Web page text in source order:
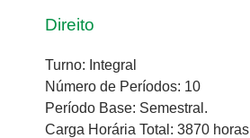
Direito
Turno: Integral
Número de Períodos: 10
Período Base: Semestral.
Carga Horária Total: 3870 horas